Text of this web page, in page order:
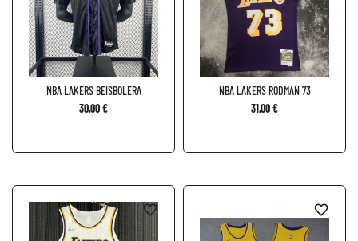
NBA LAKERS BEISBOLERA
30,00 €
NBA LAKERS RODMAN 73
31,00 €
favorite_border favorite_border